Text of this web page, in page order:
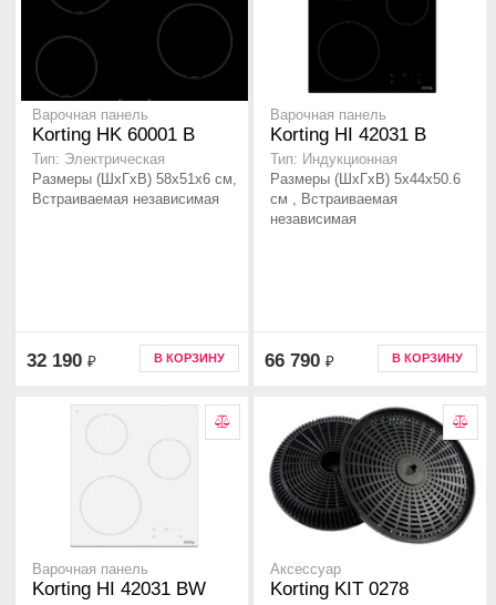
Варочная панель
Korting HK 60001 B
Тип: Электрическая
Размеры (ШхГхВ) 58х51х6 см,
Встраиваемая независимая
32 190 ₽ В КОРЗИНУ
Варочная панель
Korting HI 42031 B
Тип: Индукционная
Размеры (ШхГхВ) 5x44x50.6
см , Встраиваемая
независимая
66 790 ₽ В КОРЗИНУ
Варочная панель
Korting HI 42031 BW
Аксессуар
Korting KIT 0278